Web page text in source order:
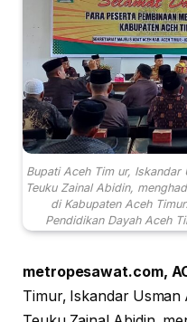
Bupati Aceh Tim ur, Iskandar
Teuku Zainal Abidin,
di Kabupaten Aceh
Pendidikan Dayah Aceh
metropesawat.com,
Timur, Iskandar Usman